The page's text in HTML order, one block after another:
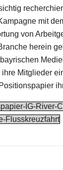
mit
von
herein
Mitglieder
IG-River-
Flusskreuzfahrt